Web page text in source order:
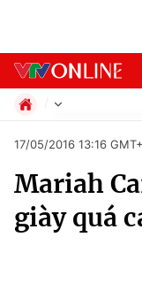
Chuyên mục
Chính trị
Xã hội
Pháp luật
Thể thao
17/05/2016 13:16
Mariah
giày quá